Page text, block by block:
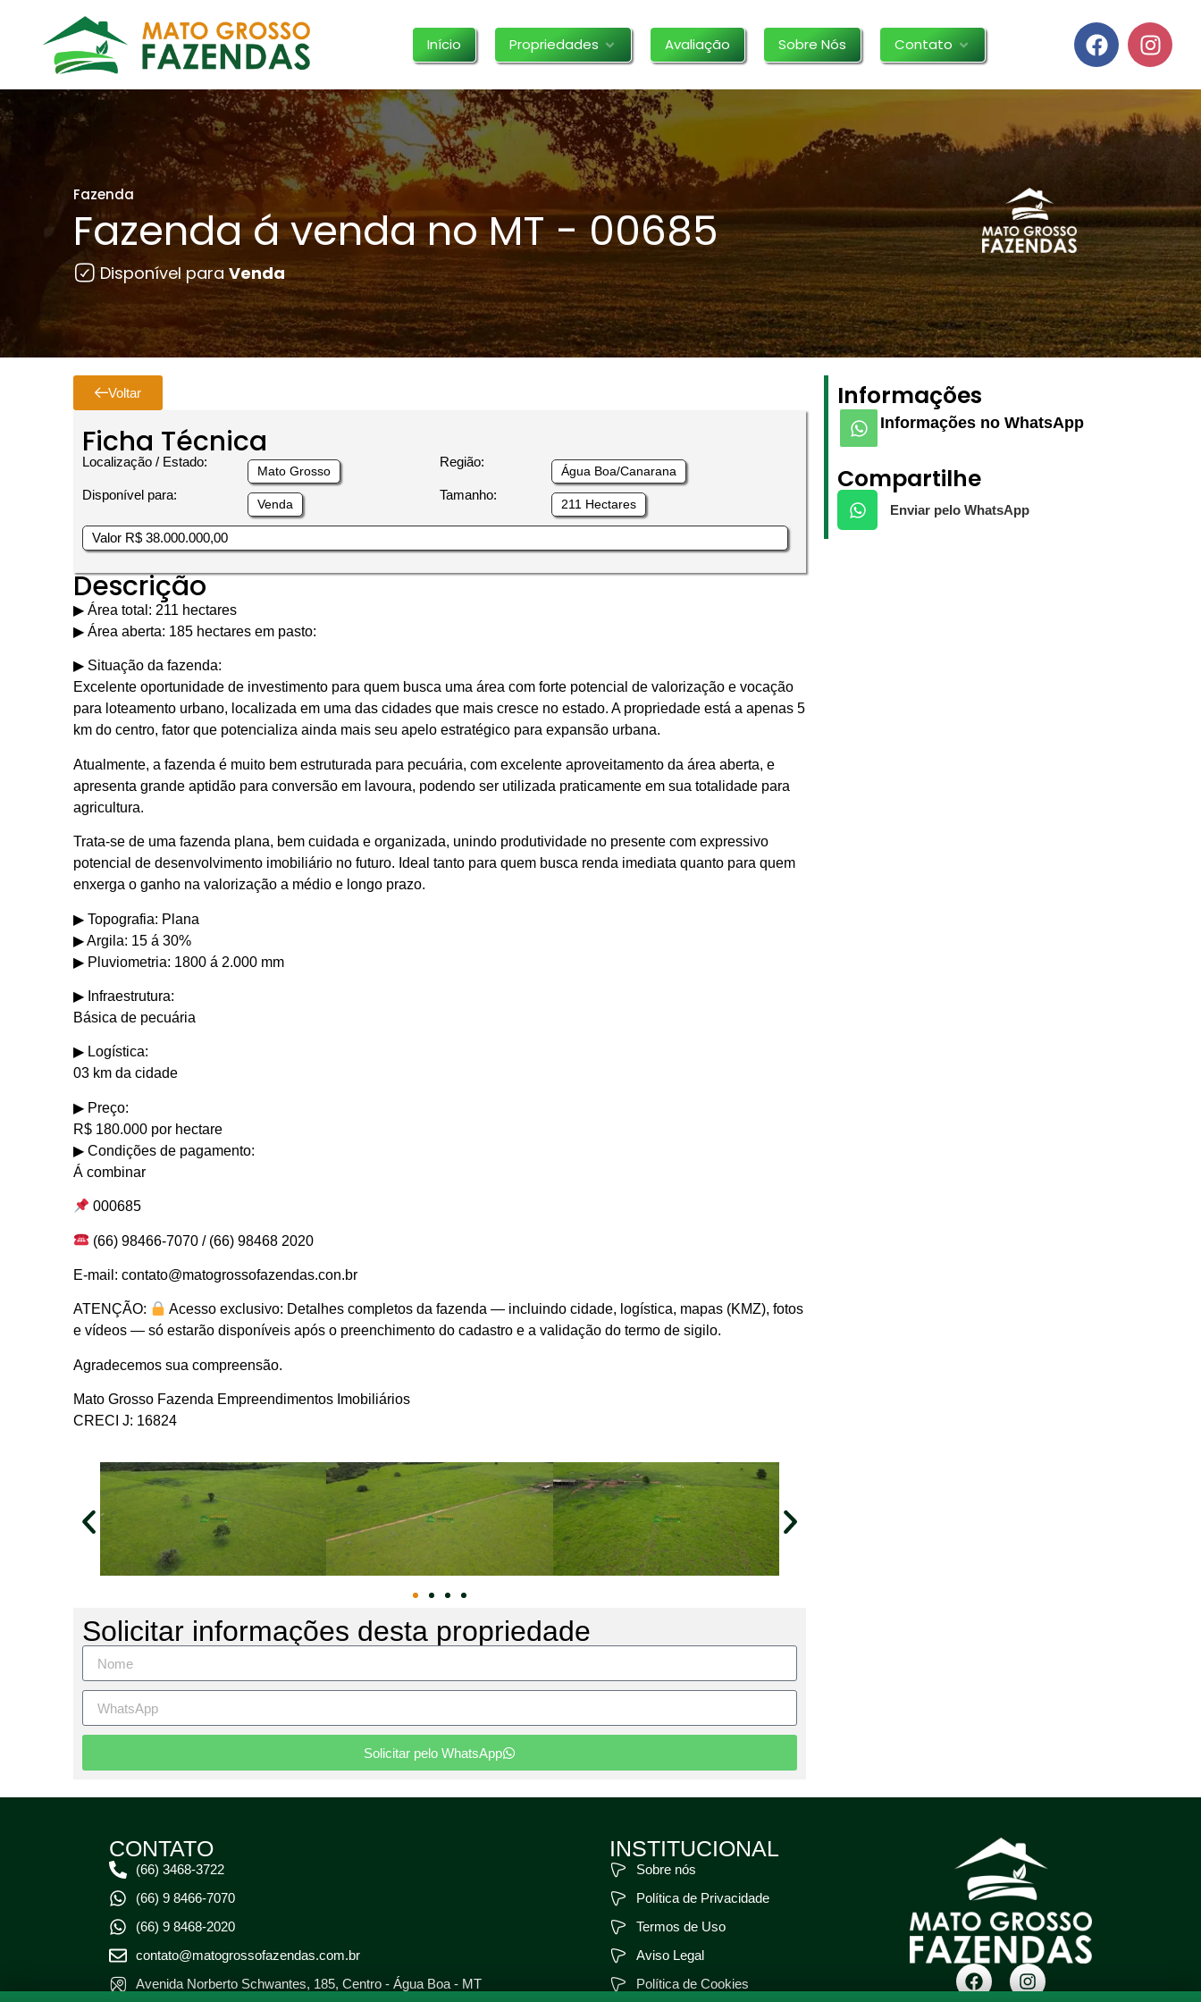
Início Propriedades Avaliação Sobre Nós Contato
Fazenda
Fazenda á venda no MT - 00685
Disponível para Venda
Voltar
Ficha Técnica
Localização / Estado:
Mato Grosso
Região:
Água Boa/Canarana
Disponível para:
Venda
Tamanho:
211 Hectares
Valor R$ 38.000.000,00
Descrição
▶︎ Área total: 211 hectares
▶︎ Área aberta: 185 hectares em pasto:
▶︎ Situação da fazenda:
Excelente oportunidade de investimento para quem busca uma área com forte potencial de valorização e vocação
para loteamento urbano, localizada em uma das cidades que mais cresce no estado. A propriedade está a apenas 5
km do centro, fator que potencializa ainda mais seu apelo estratégico para expansão urbana.
Atualmente, a fazenda é muito bem estruturada para pecuária, com excelente aproveitamento da área aberta, e
apresenta grande aptidão para conversão em lavoura, podendo ser utilizada praticamente em sua totalidade para
agricultura.
Trata-se de uma fazenda plana, bem cuidada e organizada, unindo produtividade no presente com expressivo
potencial de desenvolvimento imobiliário no futuro. Ideal tanto para quem busca renda imediata quanto para quem
enxerga o ganho na valorização a médio e longo prazo.
▶︎ Topografia: Plana
▶︎ Argila: 15 á 30%
▶︎ Pluviometria: 1800 á 2.000 mm
▶︎ Infraestrutura:
Básica de pecuária
▶︎ Logística:
03 km da cidade
▶︎ Preço:
R$ 180.000 por hectare
▶︎ Condições de pagamento:
Á combinar
000685
(66) 98466-7070 / (66) 98468 2020
E-mail: contato@matogrossofazendas.con.br
ATENÇÃO:
Acesso exclusivo: Detalhes completos da fazenda — incluindo cidade, logística, mapas (KMZ), fotos
e vídeos — só estarão disponíveis após o preenchimento do cadastro e a validação do termo de sigilo.
Agradecemos sua compreensão.
Mato Grosso Fazenda Empreendimentos Imobiliários
CRECI J: 16824
Solicitar informações desta propriedade
Solicitar pelo WhatsApp
Informações
Informações no WhatsApp
Compartilhe
Enviar pelo WhatsApp
CONTATO
(66) 3468-3722
(66) 9 8466-7070
(66) 9 8468-2020
contato@matogrossofazendas.com.br
Avenida Norberto Schwantes, 185, Centro - Água Boa - MT
INSTITUCIONAL
Sobre nós
Política de Privacidade
Termos de Uso
Aviso Legal
Política de Cookies